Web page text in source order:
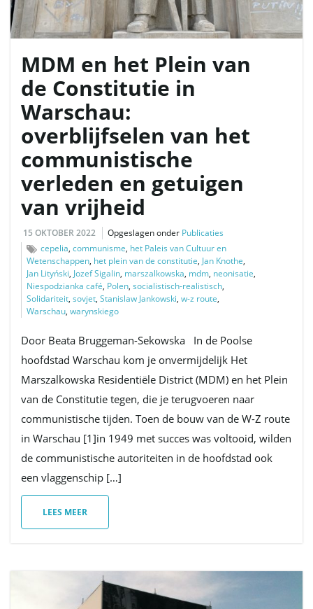
MDM en het Plein van
de Constitutie in
Warschau:
overblijfselen van het
communistische
verleden en getuigen
van vrijheid
15 OKTOBER 2022 Opgeslagen onder Publicaties
cepelia, communisme, het Paleis van Cultuur en
Wetenschappen, het plein van de constitutie, Jan Knothe,
Jan Lityński, Jozef Sigalin, marszalkowska, mdm, neonisatie,
Niespodzianka café, Polen, socialistisch-realistisch,
Solidariteit, sovjet, Stanislaw Jankowski, w-z route,
Warschau, warynskiego
Door Beata Bruggeman-Sekowska In de Poolse
hoofdstad Warschau kom je onvermijdelijk Het
Marszalkowska Residentiële District (MDM) en het Plein
van de Constitutie tegen, die je terugvoeren naar
communistische tijden. Toen de bouw van de W-Z route
in Warschau [1]in 1949 met succes was voltooid, wilden
de communistische autoriteiten in de hoofdstad ook
een vlaggenschip […]
LEES MEER